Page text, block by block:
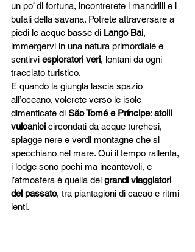
un po’ di fortuna, incontrerete i mandrilli e i
bufali della savana. Potrete attraversare a
piedi le acque basse di Lango Bai,
immergervi in una natura primordiale e
sentirvi esploratori veri, lontani da ogni
tracciato turistico.
E quando la giungla lascia spazio
all’oceano, volerete verso le isole
dimenticate di São Tomé e Príncipe: atolli
vulcanici circondati da acque turchesi,
spiagge nere e verdi montagne che si
specchiano nel mare. Qui il tempo rallenta,
i lodge sono pochi ma incantevoli, e
l’atmosfera è quella dei grandi viaggiatori
del passato, tra piantagioni di cacao e ritmi
lenti.